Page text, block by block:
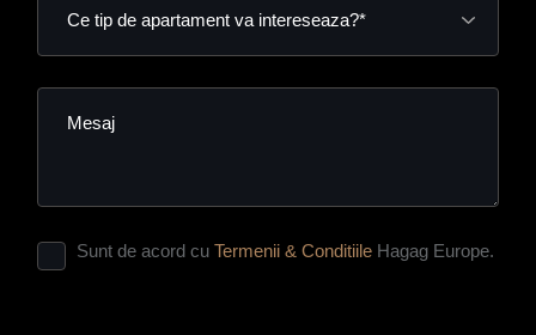
Sunt de acord cuTermenii & Conditiile Hagag Europe.